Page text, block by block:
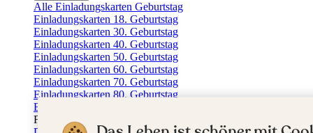
Alle Einladungskarten Geburtstag
Einladungskarten 18. Geburtstag
Einladungskarten 30. Geburtstag
Einladungskarten 40. Geburtstag
Einladungskarten 50. Geburtstag
Einladungskarten 60. Geburtstag
Einladungskarten 70. Geburtstag
Einladungskarten 80. Geburtstag
Einladungskarten 90. Geburtstag
Für jedes Alter